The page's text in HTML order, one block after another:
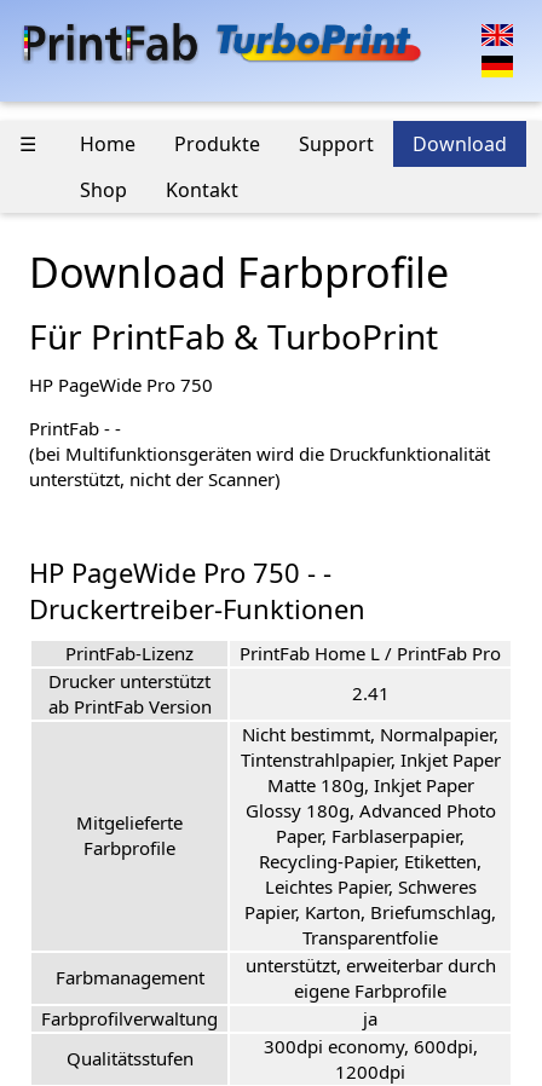
☰ Home Produkte Support
Download
Shop
Kontakt
Download Farbprofile
Für PrintFab & TurboPrint
HP PageWide Pro 750
PrintFab - -
(bei Multifunktionsgeräten wird die Druckfunktionalität
unterstützt, nicht der Scanner)
HP PageWide Pro 750 - -
Druckertreiber-Funktionen
PrintFab-Lizenz
PrintFab Home L / PrintFab Pro
Drucker unterstützt
ab PrintFab Version
2.41
Mitgelieferte
Farbprofile
Nicht bestimmt, Normalpapier,
Tintenstrahlpapier, Inkjet Paper
Matte 180g, Inkjet Paper
Glossy 180g, Advanced Photo
Paper, Farblaserpapier,
Recycling-Papier, Etiketten,
Leichtes Papier, Schweres
Papier, Karton, Briefumschlag,
Transparentfolie
Farbmanagement
unterstützt, erweiterbar durch
eigene Farbprofile
Farbprofilverwaltung
ja
Qualitätsstufen
300dpi economy, 600dpi,
1200dpi